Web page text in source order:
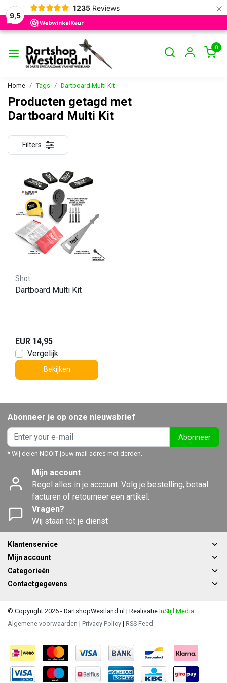
9,5
1235 Reviews ×
0
Home Tags Dartboard Multi Kit
Producten getagd met
Dartboard Multi Kit
Filters
Shot
Dartboard Multi Kit
EUR 14,95
Vergelijk
Bekijken
Abonneer je op onze nieuwsbrief
Abonneer
* Wij delen NOOIT jouw mail adres met derden.
Mijn account
Regel alles in je account. Volg je bestelling, betaal
facturen of retourneer een artikel.
Vragen?
Wij staan tot je dienst
Klantenservice
Mijn account
Categorieën
Contactgegevens
© Copyright 2026 - DartshopWestland.nl | Realisatie InStijl Media
Algemene voorwaarden | Privacy Policy | RSS Feed